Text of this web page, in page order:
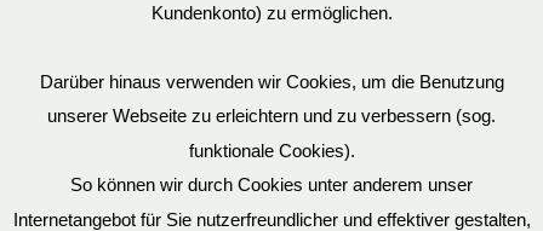
Datenschutz
Kundenkonto) zu ermöglichen.
Darüber hinaus verwenden wir Cookies, um die Benutzung
unserer Webseite zu erleichtern und zu verbessern (sog.
funktionale Cookies).
So können wir durch Cookies unter anderem unser
Internetangebot für Sie nutzerfreundlicher und effektiver gestalten,